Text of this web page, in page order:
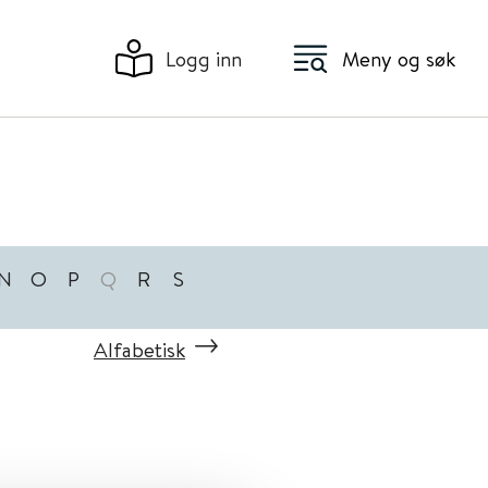
Logg inn Meny og søk
O P Q R S
Alfabetisk